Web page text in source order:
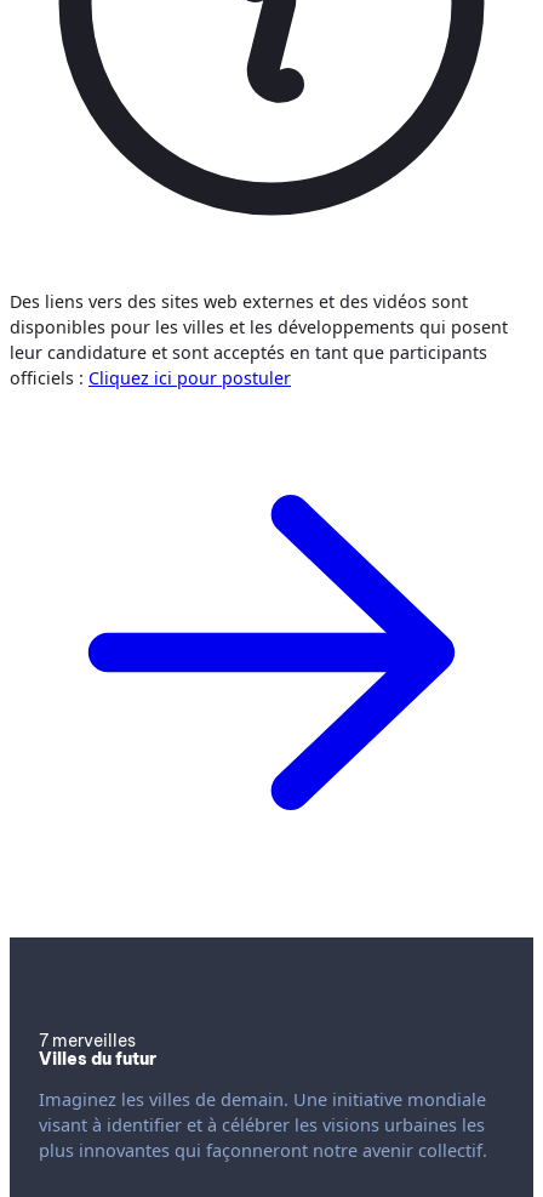
Des liens vers des sites web externes et des vidéos sont
disponibles pour les villes et les développements qui posent
leur candidature et sont acceptés en tant que participants
officiels : Cliquez ici pour postuler
7 merveilles
Villes du futur
Imaginez les villes de demain. Une initiative mondiale
visant à identifier et à célébrer les visions urbaines les
plus innovantes qui façonneront notre avenir collectif.